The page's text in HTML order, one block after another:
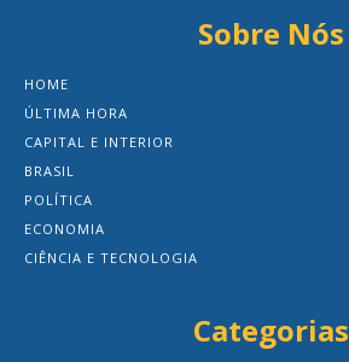
Sobre Nós
HOME
ÚLTIMA HORA
CAPITAL E INTERIOR
BRASIL
POLÍTICA
ECONOMIA
CIÊNCIA E TECNOLOGIA
Categorias